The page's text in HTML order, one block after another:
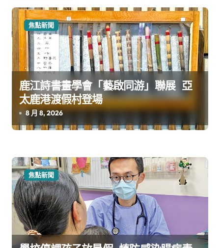
焦點新聞
鹿江詩書畫學會「藝啟同游」聯展 亞
太鹿港渡假村登場
8 月 8, 2026
焦點新聞